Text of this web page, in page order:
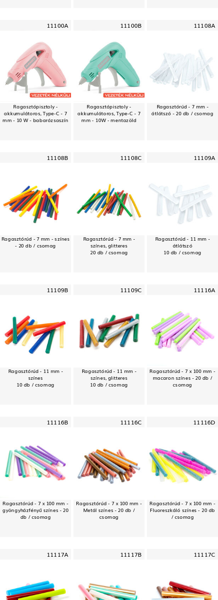
11100A
Ragasztópisztoly -
akkumulátoros, Type-C - 7
mm - 10 W - babarózsaszín
11100B
Ragasztópisztoly -
akkumulátoros, Type-C - 7
mm - 10W - mentazöld
11108A
Ragasztórúd - 7 mm -
átlátszó - 20 db / csomag
11108B
Ragasztórúd - 7 mm - színes
- 20 db / csomag
11108C
Ragasztórúd - 7 mm -
színes, glitteres
20 db / csomag
11109A
Ragasztórúd - 11 mm -
átlátszó
10 db / csomag
11109B
Ragasztórúd - 11 mm -
színes
10 db / csomag
11109C
Ragasztórúd - 11 mm -
színes, glitteres
10 db / csomag
11116A
Ragasztórúd - 7 x 100 mm -
macaron színes - 20 db /
csomag
11116B
Ragasztórúd - 7 x 100 mm -
gyöngyházfényű színes - 20
db / csomag
11116C
Ragasztórúd - 7 x 100 mm -
Metál színes - 20 db /
csomag
11116D
Ragasztórúd - 7 x 100 mm -
Fluoreszkáló színes - 20 db
/ csomag
11117A 11117B 11117C